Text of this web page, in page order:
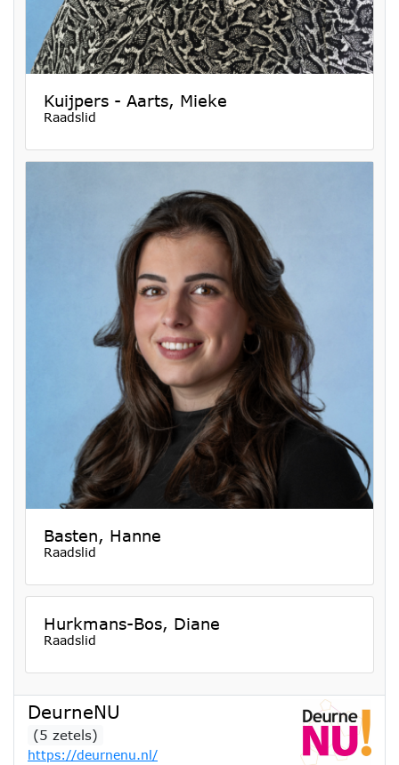
Kuijpers - Aarts, Mieke
Raadslid
Basten, Hanne
Raadslid
Hurkmans-Bos, Diane
Raadslid
DeurneNU
(5 zetels)
https://deurnenu.nl/